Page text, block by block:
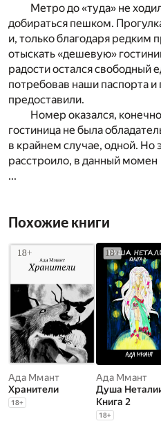
Метро до «туда» не
добираться пешком.
и, только благодаря редким
отыскать «дешевую»
радости остался свободный
потребовав наши паспорта и
предоставили.
Номер оказался,
гостиница не была
в крайнем случае, одной. Но
расстроило, в данный момен
...
Похожие книги
Ада Ммант
Хранители
18+
Ада Ммант
Душа
Книга 2
18+